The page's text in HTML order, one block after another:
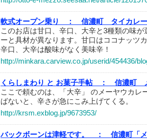
軟式オープン乗り ：
信濃町 タイカレ
このお店は甘口、辛口、大辛と3種類の味
ーと具材が異なります。甘口はココナッツ
辛口、大辛は酸味がなく美味辛！
http://minkara.carview.co.jp/userid/454436/
くらしまわり と お菓子手帖 ：
信濃町
ここで頼むのは、「大辛」 のメーヤウカレ
ばないと、辛さが急にこみ上げてくる。
http://krsm.exblog.jp/9673953/
バックボーンは津軽です。 ：
信濃町「